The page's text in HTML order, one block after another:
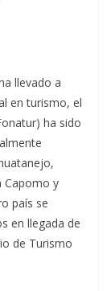
llevado a
en turismo, el
ha sido
Capomo y
país se
en llegada de
de Turismo